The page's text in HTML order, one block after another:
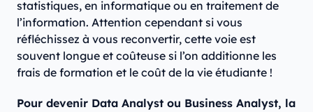
statistiques, en informatique ou en traitement de
l’information. Attention cependant si vous
réfléchissez à vous reconvertir, cette voie est
souvent longue et coûteuse si l’on additionne les
frais de formation et le coût de la vie étudiante !
Pour devenir Data Analyst ou Business Analyst, la